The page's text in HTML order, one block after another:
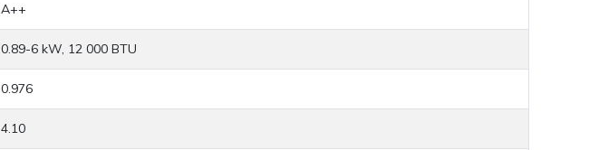
A++
0.89-6 kW, 12 000 BTU
0.976
4.10